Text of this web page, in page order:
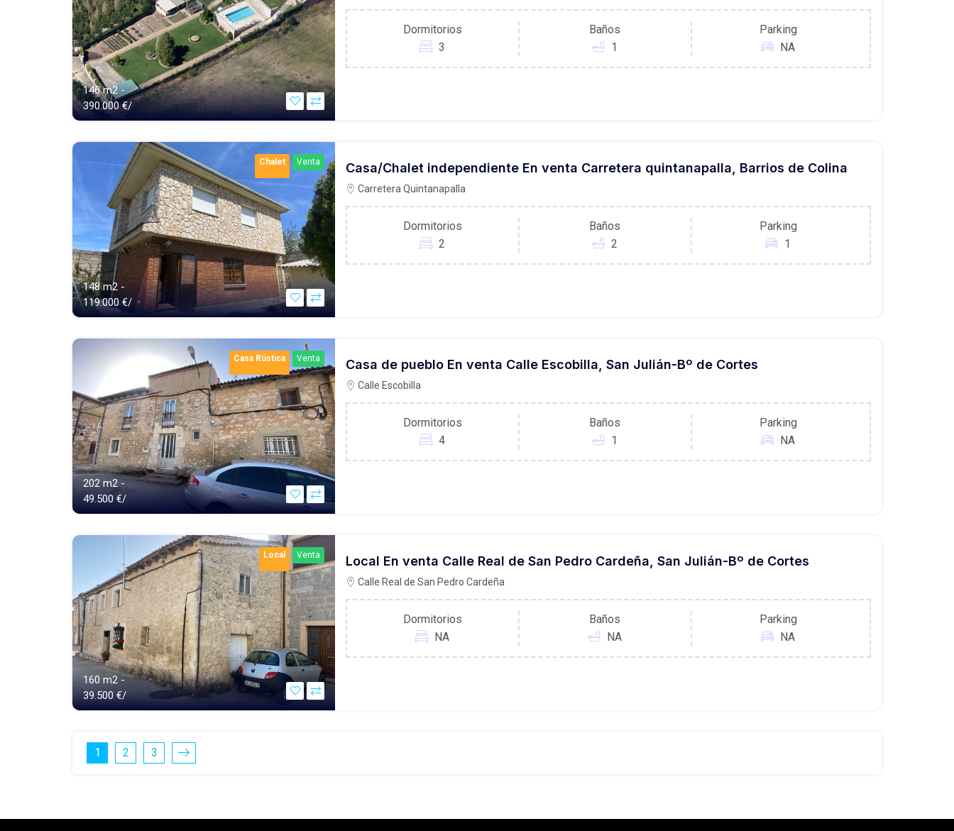
146 m2 -
390.000 €/
Dormitorios
3
Baños
1
Parking
NA
Chalet Venta
148 m2 -
119.000 €/
Casa/Chalet independiente En venta Carretera quintanapalla, Barrios de Colina
Carretera Quintanapalla
Dormitorios
2
Baños
2
Parking
1
Casa Rústica Venta
202 m2 -
49.500 €/
Casa de pueblo En venta Calle Escobilla, San Julián-Bº de Cortes
Calle Escobilla
Dormitorios
4
Baños
1
Parking
NA
Local Venta
160 m2 -
39.500 €/
Local En venta Calle Real de San Pedro Cardeña, San Julián-Bº de Cortes
Calle Real de San Pedro Cardeña
Dormitorios
NA
Baños
NA
Parking
NA
1 2 3